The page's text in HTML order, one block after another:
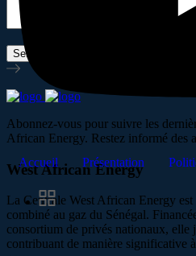
Accueil Présentation
Abonnez-vous pour suivre les
African Energy. Restez informé des
West African Energy
La Centrale West African Energy
combiné au gaz du Sénégal.
consortium de privés nationaux, elle
contribuant de manière significative